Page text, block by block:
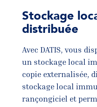
Stockage
distribuée
Avec DATIS, vous
un stockage local
copie externalisée,
stockage local
rançongiciel et